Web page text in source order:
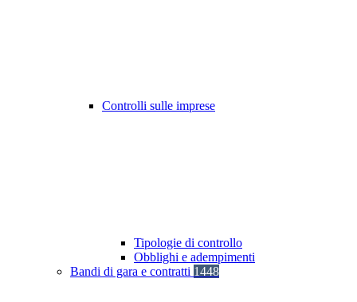
Controlli sulle imprese
Tipologie di controllo
Obblighi e adempimenti
Bandi di gara e contratti 1448